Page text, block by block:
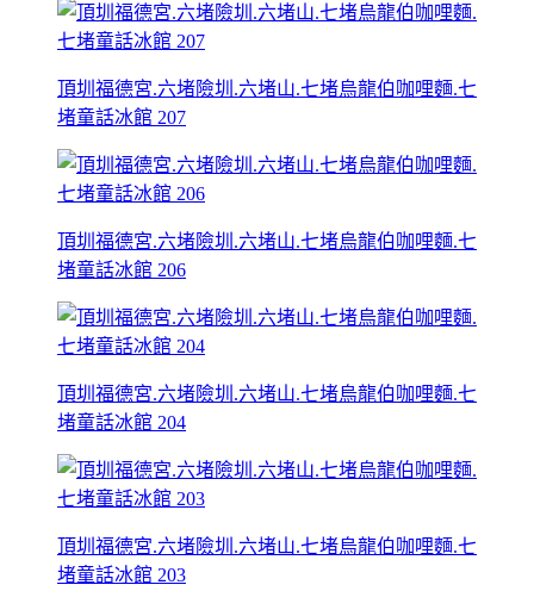
頂圳福德宮.六堵險圳.六堵山.七堵烏龍伯咖哩麵.七
堵童話冰館 207
頂圳福德宮.六堵險圳.六堵山.七堵烏龍伯咖哩麵.七
堵童話冰館 206
頂圳福德宮.六堵險圳.六堵山.七堵烏龍伯咖哩麵.七
堵童話冰館 204
頂圳福德宮.六堵險圳.六堵山.七堵烏龍伯咖哩麵.七
堵童話冰館 203